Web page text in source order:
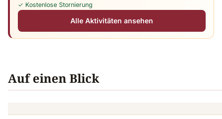
✓ Kostenlose Stornierung
Alle Aktivitäten ansehen
Auf einen Blick